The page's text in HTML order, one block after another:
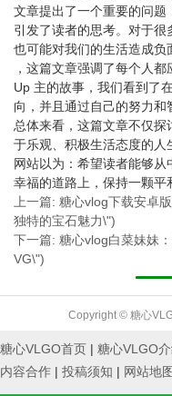
文章提出了一个重要的问题
引发了读者的思考。对于很
也可能对我们的生活造成负
，这篇文章强调了每个人
Up 主的故事，我们看到了
向，并且通过自己的努力和
总体来看，这篇文章不仅探
于乐观、积极生活态度的人
网站以为：希望读者能够
幸福的道路上，保持一颗平
上一篇: 糖心vlog下载安卓
独特的宝石魅力\")
下一篇: 糖心vlog白菜妹妹
VG\")
Copyright © 糖心
糖心VLGO首页 | 糖心VLGO
内容合作 | 投稿须知 | 网站地图